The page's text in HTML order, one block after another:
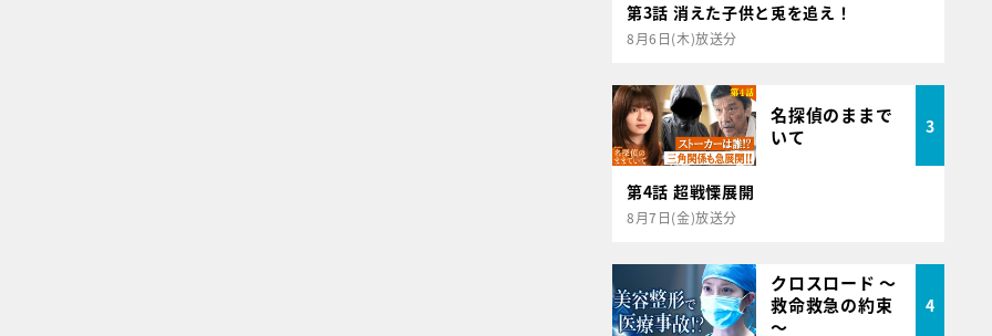
第3話 消えた子供と兎を追え！
8月6日(木)放送分
名探偵のままで
いて
3
第4話 超戦慄展開
8月7日(金)放送分
クロスロード ～
救命救急の約束
～
4